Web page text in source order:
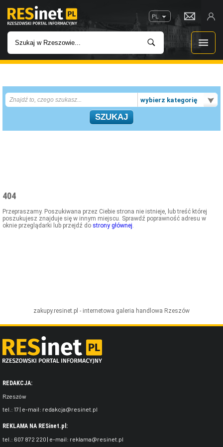
PL
INWESTYCJE
IMPREZY
GASTRONOMIA
wybierz kategorię
404
Przepraszamy. Poszukiwana przez Ciebie strona nie istnieje, lub treść której
poszukujesz znajduje się w innym miejscu. Sprawdź poprawność adresu w
oknie przeglądarki lub przejdź do strony głównej.
zakupy.resinet.pl - internetowa galeria handlowa Rzeszów
REDAKCJA:
Rzeszów
tel.: 17 | e-mail: redakcja@resinet.pl
REKLAMA NA RESinet.pl:
tel.: 607 872 220 | e-mail: reklama@resinet.pl